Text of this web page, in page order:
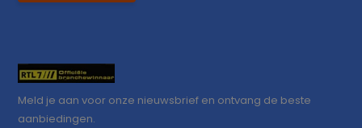
Meld je aan voor onze nieuwsbrief en ontvang de beste
aanbiedingen.